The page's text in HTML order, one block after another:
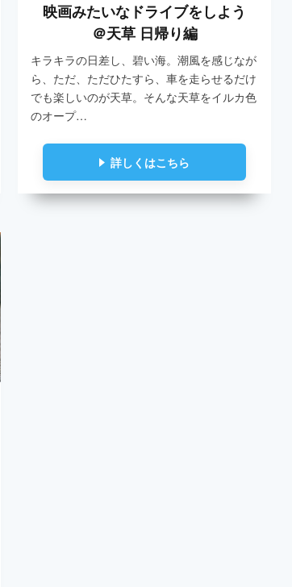
映画みたいなドライブをしよう
＠天草 日帰り編
キラキラの日差し、碧い海。潮風を感じなが
ら、ただ、ただひたすら、車を走らせるだけ
でも楽しいのが天草。そんな天草をイルカ色
のオープ…
詳しくはこちら